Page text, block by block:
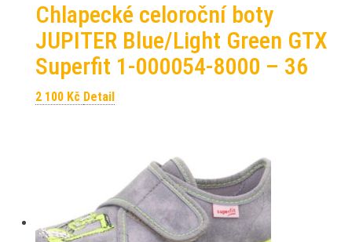
Chlapecké celoroční boty
JUPITER Blue/Light Green GTX
Superfit 1-000054-8000 – 36
2 100 Kč Detail